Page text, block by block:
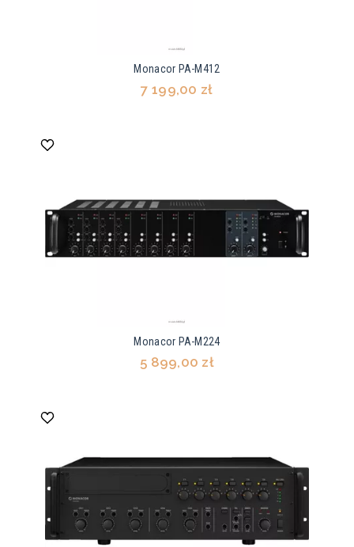
Monacor PA-M412
7 199,00 zł
Monacor PA-M224
5 899,00 zł